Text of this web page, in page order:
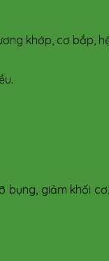
khớp, cơ bắp,
bụng, giảm khối